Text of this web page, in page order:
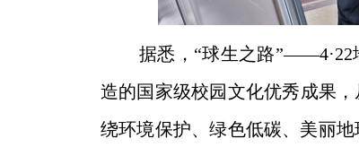
据悉， “球生之路”——4·22
造的国家级校园文化优秀成果
绕环境保护、绿色低碳、美丽